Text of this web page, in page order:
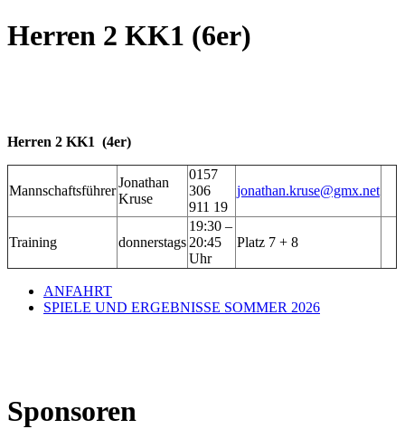
Herren 2 KK1 (6er)
Herren 2 KK1 (4er)
Mannschaftsführer
Jonathan
Kruse
0157
306
911 19
jonathan.kruse@gmx.net
Training donnerstags
19:30 –
20:45
Uhr
Platz 7 + 8
ANFAHRT
SPIELE UND ERGEBNISSE SOMMER 2026
Sponsoren